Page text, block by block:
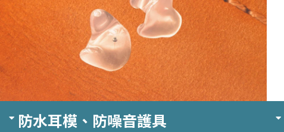
防水耳模、防噪音護具